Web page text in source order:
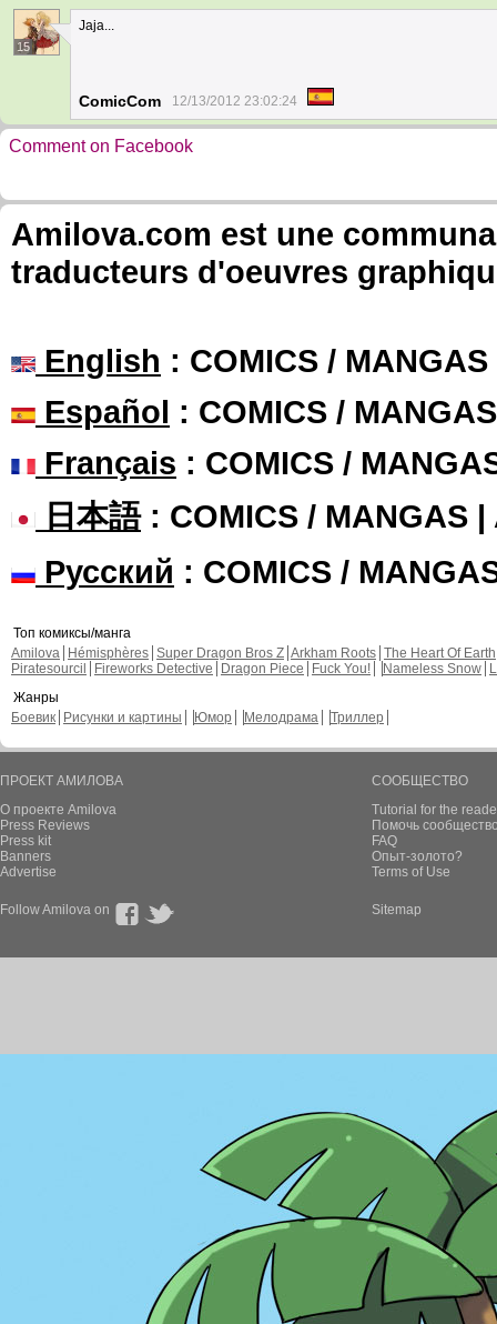
15
Jaja...
ComicCom 12/13/2012 23:02:24
Comment on Facebook
Amilova.com est une
traducteurs d'oeuvres
English : COMICS /
Español : COMICS /
Français : COMICS /
日本語: COMICS / MANGAS |
Русский : COMICS /
Топ комиксы/манга
Amilova
Hémisphères Super Dragon Bros Z Arkham Roots The Heart Of Earth
Piratesourcil
Fireworks Detective Dragon Piece Fuck You! Nameless Snow
Жанры
Боевик
Рисунки и картины Юмор Мелодрама Триллер
ПРОЕКТ АМИЛОВА
О проекте Amilova
Press Reviews
Press kit
Banners
Advertise
СООБЩЕСТВО
Tutorial for the
Помочь
FAQ
Опыт-золото?
Terms of Use
Follow Amilova on Sitemap